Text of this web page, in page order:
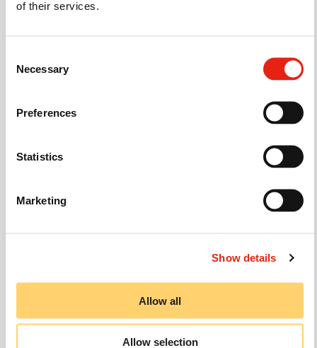
of their services.
Selection
Necessary
Preferences
Statistics
Marketing
Show details
Allow all
Allow selection
Puolustus ja
turvallisuus